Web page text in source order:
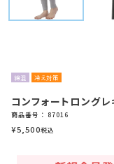
綿混 冷え対策
コンフォートロングレ
商品番号 87016
¥5,500税込